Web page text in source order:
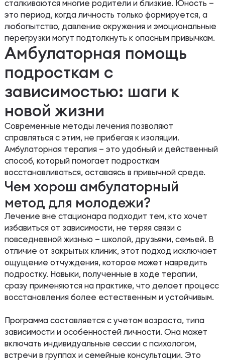
сталкиваются многие родители и близкие. Юность –
это период, когда личность только формируется, а
любопытство, давление окружения и эмоциональные
перегрузки могут подтолкнуть к опасным привычкам.
Амбулаторная помощь
подросткам с
зависимостью: шаги к
новой жизни
Современные методы лечения позволяют
справляться с этим, не прибегая к изоляции.
Амбулаторная терапия – это удобный и действенный
способ, который помогает подросткам
восстанавливаться, оставаясь в привычной среде.
Чем хорош амбулаторный
метод для молодежи?
Лечение вне стационара подходит тем, кто хочет
избавиться от зависимости, не теряя связи с
повседневной жизнью – школой, друзьями, семьей. В
отличие от закрытых клиник, этот подход исключает
ощущение отчуждения, которое может навредить
подростку. Навыки, полученные в ходе терапии,
сразу применяются на практике, что делает процесс
восстановления более естественным и устойчивым.
Программа составляется с учетом возраста, типа
зависимости и особенностей личности. Она может
включать индивидуальные сессии с психологом,
встречи в группах и семейные консультации. Это